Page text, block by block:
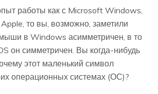
работы как с Microsoft Windows,
Apple, то вы, возможно, заметили
в Windows асимметричен, в то
он симметричен. Вы когда-нибудь
этот маленький символ
операционных системах (ОС)?